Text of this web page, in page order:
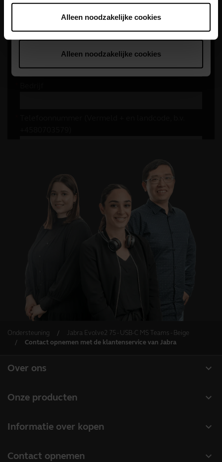
Alleen noodzakelijke cookies
Ondersteuning
Jabra Evolve2 75 - USB-C MS Teams - Beige
Contact opnemen met de klantenservice van Jabra
expand_more
Over ons
Duurzaamheid
expand_more
Onze producten
Conference-camera's
expand_more
Informatie over kopen
expand_more
Contact opnemen